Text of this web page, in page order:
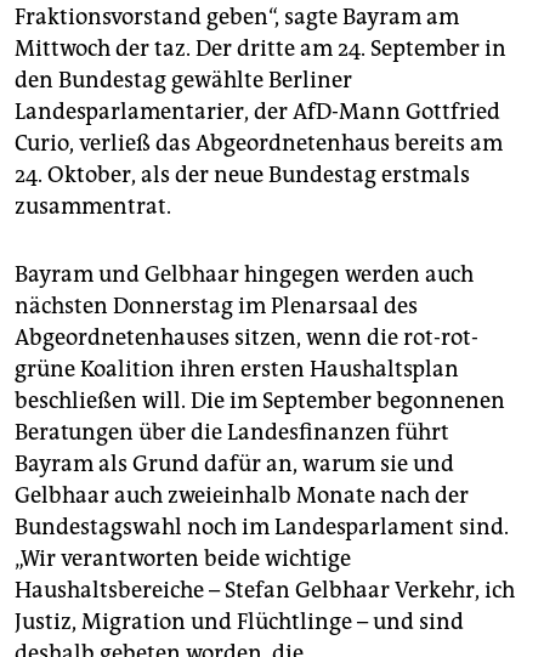
epaper login
Fraktionsvorstand geben“, sagte Bayram am
Mittwoch der taz. Der dritte am 24. September in
den Bundestag gewählte Berliner
Landesparlamentarier, der AfD-Mann Gottfried
Curio, verließ das Abgeordnetenhaus bereits am
24. Oktober, als der neue Bundestag erstmals
zusammentrat.
Bayram und Gelbhaar hingegen werden auch
nächsten Donnerstag im Plenarsaal des
Abgeordnetenhauses sitzen, wenn die rot-rot-
grüne Koalition ihren ersten Haushaltsplan
beschließen will. Die im September begonnenen
Beratungen über die Landesfinanzen führt
Bayram als Grund dafür an, warum sie und
Gelbhaar auch zweieinhalb Monate nach der
Bundestagswahl noch im Landesparlament sind.
„Wir verantworten beide wichtige
Haushaltsbereiche – Stefan Gelbhaar Verkehr, ich
Justiz, Migration und Flüchtlinge – und sind